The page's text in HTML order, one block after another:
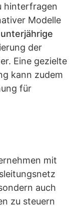
hinterfragen
Modelle
unterjährige
der
Eine gezielte
kann zudem
für
mit
auch
zu steuern